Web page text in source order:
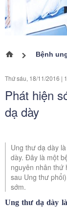
Trang chủ Bệnh
Thứ sáu, 18/11/2016 |
Phát hiện
dạ dày
Ung thư dạ dày
dày. Đây là một
nguyên nhân thứ
sau Ung thư
sớm.
Ung thư dạ dày